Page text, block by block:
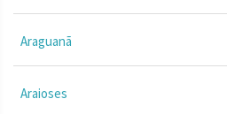
Araguanã
Araioses